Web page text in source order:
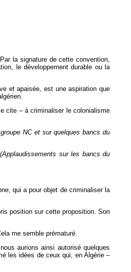
la signature de cette convention,
le développement durable ou la
et apaisée, est une aspiration que
cite – à criminaliser le colonialisme
NC et sur quelques bancs du
(Applaudissements sur les bancs du
qui a pour objet de criminaliser la
position sur cette proposition. Son
me semble prématuré.
aurions ainsi autorisé quelques
les idées de ceux qui, en Algérie –